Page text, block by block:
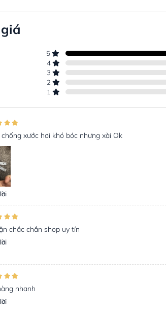
5
4
3
2
1
xước hơi khó bóc nhưng xài Ok
chắc chắn shop uy tín
nhanh